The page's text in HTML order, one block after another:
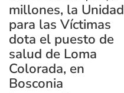
millones, la Unidad
para las Víctimas
dota el puesto de
salud de Loma
Colorada, en
Bosconia